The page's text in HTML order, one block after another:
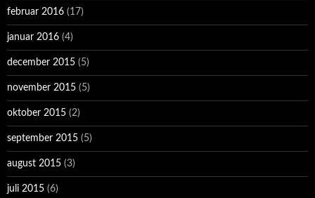
februar 2016 (17)
januar 2016 (4)
december 2015 (5)
november 2015 (5)
oktober 2015 (2)
september 2015 (5)
august 2015 (3)
juli 2015 (6)